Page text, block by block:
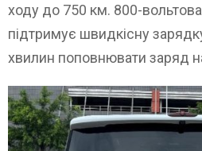
ходу до 750 км. 800-
підтримує швидкісну
хвилин поповнювати заряд